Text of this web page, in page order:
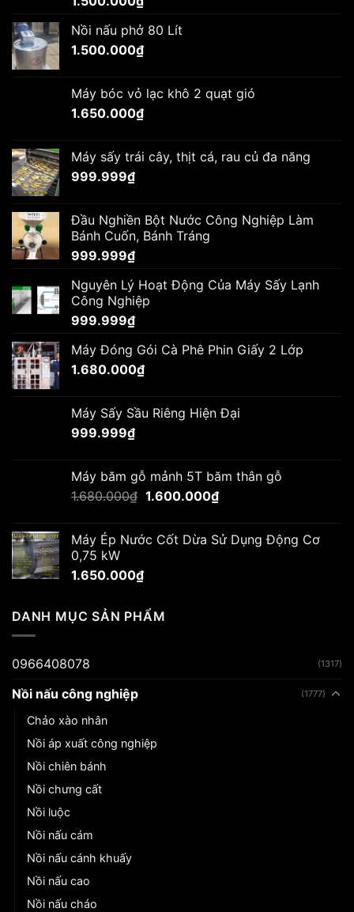
Nồi nấu phở 80 Lít
1.500.000₫
Máy bóc vỏ lạc khô 2 quạt gió
1.650.000₫
Máy sấy trái cây, thịt cá, rau củ đa năng
999.999₫
Đầu Nghiền Bột Nước Công Nghiệp Làm
Bánh Cuốn, Bánh Tráng
999.999₫
Nguyên Lý Hoạt Động Của Máy Sấy Lạnh
Công Nghiệp
999.999₫
Máy Đóng Gói Cà Phê Phin Giấy 2 Lớp
1.680.000₫
Máy Sấy Sầu Riêng Hiện Đại
999.999₫
Máy băm gỗ mảnh 5T băm thân gỗ
1.680.000₫ Giá
1.680.000₫.
1.600.000₫Giá
là:
Máy Ép Nước Cốt Dừa Sử Dụng Động Cơ
0,75 kW
1.650.000₫
DANH MỤC SẢN PHẨM
0966408078 (1317)
Nồi nấu công nghiệp (1777)
Chảo xào nhân
Nồi áp xuất công nghiệp
Nồi chiên bánh
Nồi chưng cất
Nồi luộc
Nồi nấu cám
Nồi nấu cánh khuấy
Nồi nấu cao
Nồi nấu cháo